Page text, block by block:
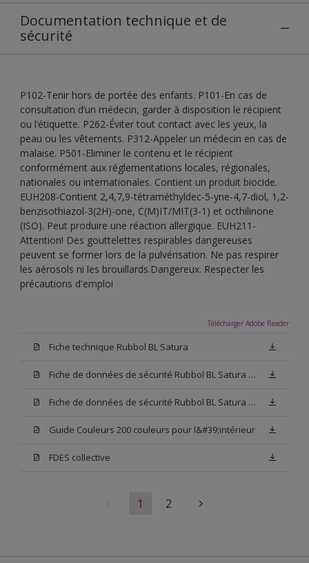
Documentation technique et de
sécurité
P102-Tenir hors de portée des enfants. P101-En cas de
consultation d’un médecin, garder à disposition le récipient
ou l’étiquette. P262-Éviter tout contact avec les yeux, la
peau ou les vêtements. P312-Appeler un médecin en cas de
malaise. P501-Eliminer le contenu et le récipient
conformément aux réglementations locales, régionales,
nationales ou internationales. Contient un produit biocide.
EUH208-Contient 2,4,7,9-tétraméthyldec-5-yne-4,7-diol, 1,2-
benzisothiazol-3(2H)-one, C(M)IT/MIT(3-1) et octhilinone
(ISO). Peut produire une réaction allergique. EUH211-
Attention! Des gouttelettes respirables dangereuses
peuvent se former lors de la pulvérisation. Ne pas respirer
les aérosols ni les brouillards.Dangereux. Respecter les
précautions d'emploi
Télécharger Adobe Reader
Fiche technique Rubbol BL Satura
Fiche de données de sécurité Rubbol BL Satura Base N00
Fiche de données de sécurité Rubbol BL Satura Blanc
Guide Couleurs 200 couleurs pour l&#39;intérieur
FDES collective
1 2